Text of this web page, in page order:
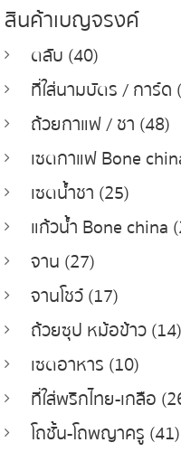
สินค้าเบญจรงค์
ตลับ (40)
ที่ใส่นามบัตร / การ์ด
ถ้วยกาแฟ / ชา (48)
เซตกาแฟ Bone
เซตน้ำชา (25)
แก้วน้ำ Bone china
จาน (27)
จานโชว์ (17)
ถ้วยซุป หม้อข้าว (14)
เซตอาหาร (10)
ที่ใส่พริกไทย-เกลือ
โถชั้น-โถพญาครู (41)